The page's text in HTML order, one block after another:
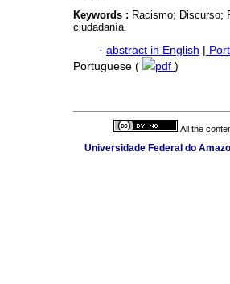
Keywords : Racismo; Discurso;
ciudadanía.
· abstract in English |
Portuguese (
pdf )
All the
Universidade Federal do